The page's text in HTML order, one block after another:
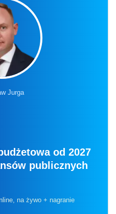
Jurga
od 2027
publicznych
na żywo + nagranie